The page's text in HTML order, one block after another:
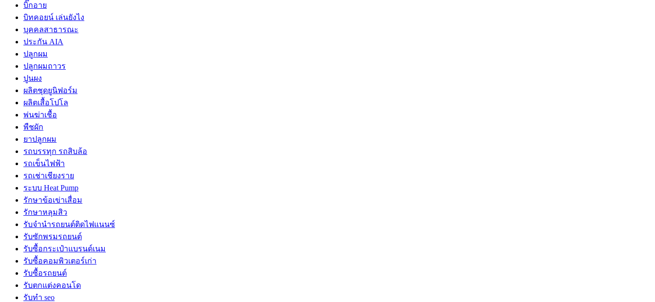
บิ๊กอาย
บิทคอยน์ เล่นยังไง
บุคคลสาธารณะ
ประกัน AIA
ปลูกผม
ปลูกผมถาวร
ปูนผง
ผลิตชุดยูนิฟอร์ม
ผลิตเสื้อโปโล
พ่นฆ่าเชื้อ
พืชผัก
ยาปลูกผม
รถบรรทุก รถสิบล้อ
รถเข็นไฟฟ้า
รถเช่าเชียงราย
ระบบ Heat Pump
รักษาข้อเข่าเสื่อม
รักษาหลุมสิว
รับจํานํารถยนต์ติดไฟแนนซ์
รับซักพรมรถยนต์
รับซื้อกระเป๋าแบรนด์เนม
รับซื้อคอมพิวเตอร์เก่า
รับซื้อรถยนต์
รับตกแต่งคอนโด
รับทำ seo